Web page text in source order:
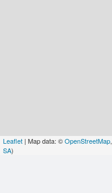
Leaflet | Map data: ©OpenStreetMap,
SA)